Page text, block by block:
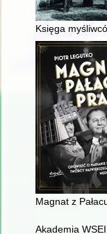
Księga
Magnat z
Akademia